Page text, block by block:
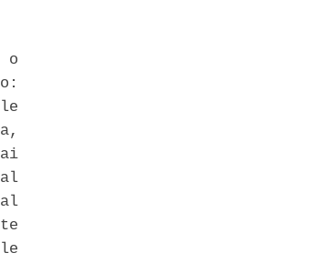
o